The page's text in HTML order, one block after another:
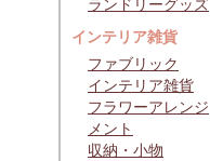
ランドリーグッズ
インテリア雑貨
ファブリック
インテリア雑貨
フラワーアレンジ
メント
収納・小物